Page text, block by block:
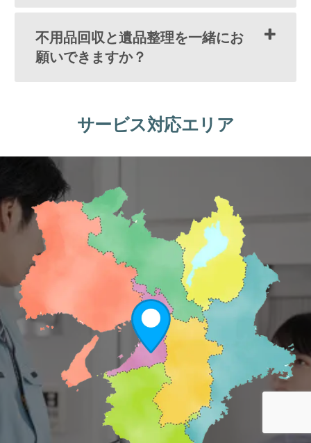
不用品回収と遺品整理を一緒にお
願いできますか？
サービス対応エリア